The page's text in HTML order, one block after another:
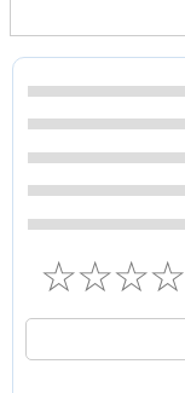
☆
☆
☆
☆